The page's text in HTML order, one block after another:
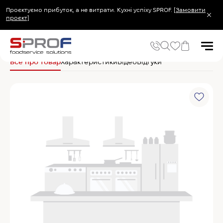
Проєктуємо прибуток, а не витрати. Кухні успіху SPROF. [Замовити
проєкт]
Холодильне та Морозильне обладнання
Овочерізки професійні
Хімія для пароконвектоматів
Хімія для посудомийних машин
Головна АксесуариSamaref Решітка з пластиковим покриттям
Все про товарХарактеристикиВідеоВідгуки